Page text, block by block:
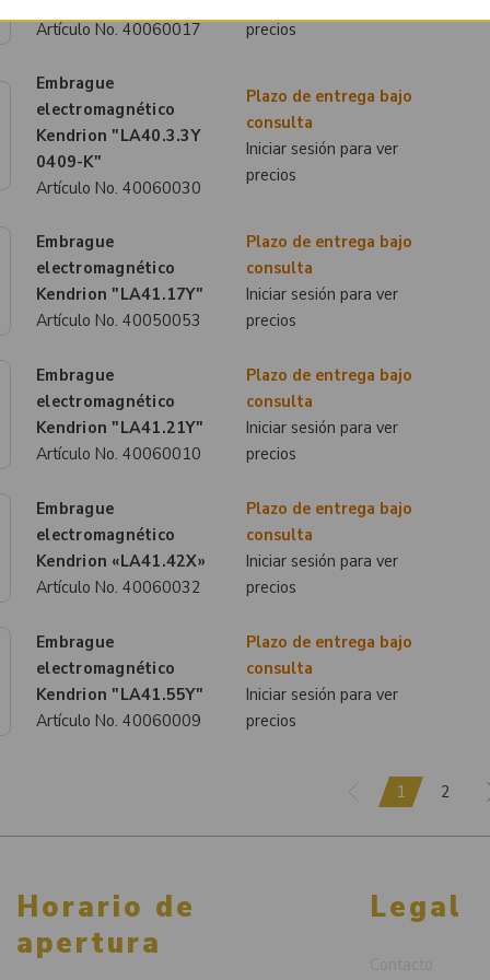
Artículo No.40060017
precios
Embrague
electromagnético
Kendrion "LA40.3.3Y
0409-K"
Artículo No. 40060030
Plazo de entrega bajo
consulta
Iniciar sesión para ver
precios
Embrague
electromagnético
Kendrion "LA41.17Y"
Artículo No. 40050053
Plazo de entrega bajo
consulta
Iniciar sesión para ver
precios
Embrague
electromagnético
Kendrion "LA41.21Y"
Artículo No. 40060010
Plazo de entrega bajo
consulta
Iniciar sesión para ver
precios
Embrague
electromagnético
Kendrion «LA41.42X»
Artículo No. 40060032
Plazo de entrega bajo
consulta
Iniciar sesión para ver
precios
Embrague
electromagnético
Kendrion "LA41.55Y"
Artículo No. 40060009
Plazo de entrega bajo
consulta
Iniciar sesión para ver
precios
1 2
Horario de
apertura
Legal